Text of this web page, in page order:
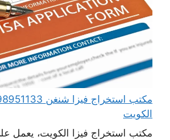
الكويت
مكتب استخراج فيزا الكويت، يعمل